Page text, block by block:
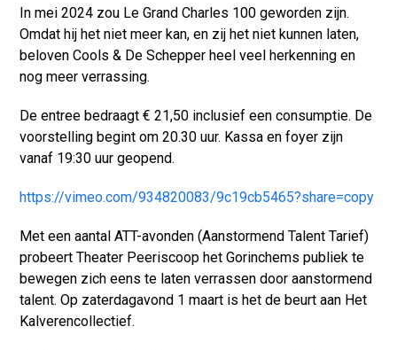
In mei 2024 zou Le Grand Charles 100 geworden zijn.
Omdat hij het niet meer kan, en zij het niet kunnen laten,
beloven Cools & De Schepper heel veel herkenning en
nog meer verrassing.
De entree bedraagt € 21,50 inclusief een consumptie. De
voorstelling begint om 20.30 uur. Kassa en foyer zijn
vanaf 19:30 uur geopend.
https://vimeo.com/934820083/9c19cb5465?share=copy
Met een aantal ATT-avonden (Aanstormend Talent Tarief)
probeert Theater Peeriscoop het Gorinchems publiek te
bewegen zich eens te laten verrassen door aanstormend
talent. Op zaterdagavond 1 maart is het de beurt aan Het
Kalverencollectief.